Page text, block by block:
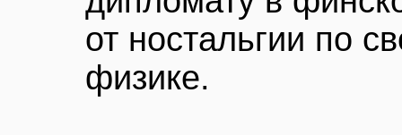
от ностальгии по
физике.